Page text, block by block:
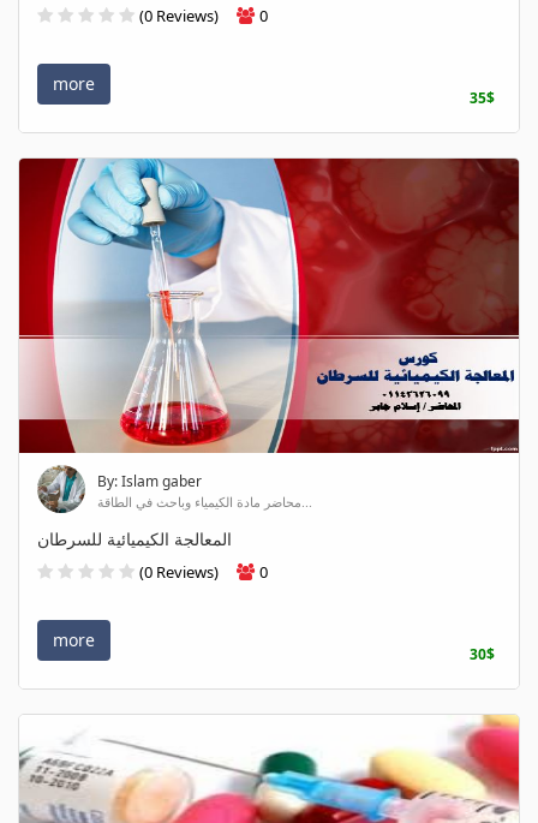
(0 Reviews) 0
more
35$
By: Islam gaber
محاضر مادة الكيمياء وباحث في الطاقة...
المعالجة الكيميائية للسرطان
(0 Reviews) 0
more
30$